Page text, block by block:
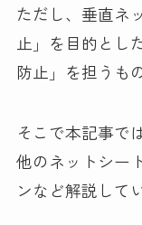
ただし、垂直ネ
止」を目的とし
防止」を担うも
そこで本記事で
他のネットシー
ンなど解説して